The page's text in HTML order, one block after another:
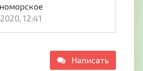
12:41
Написать